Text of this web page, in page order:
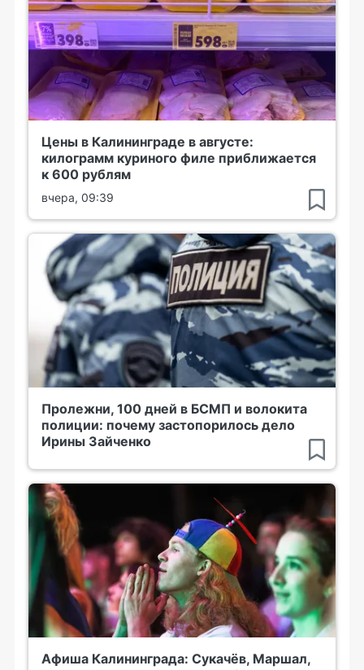
Цены в Калининграде в августе:
килограмм куриного филе приближается
к 600 рублям
вчера, 09:39
Пролежни, 100 дней в БСМП и волокита
полиции: почему застопорилось дело
Ирины Зайченко
Афиша Калининграда: Сукачёв, Маршал,